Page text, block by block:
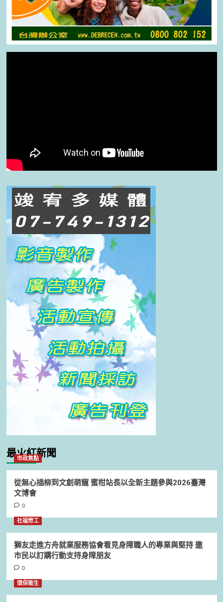
最火紅新聞
市政焦點
從無心插柳到文創萌寵 蜜柑站長以全新主題參與2026臺灣
文博會
0
社福勞工
獅友走進方舟就業服務協會看見身障職人的專業與堅持 邀
市民以訂購行動支持身障朋友
0
環保衛生